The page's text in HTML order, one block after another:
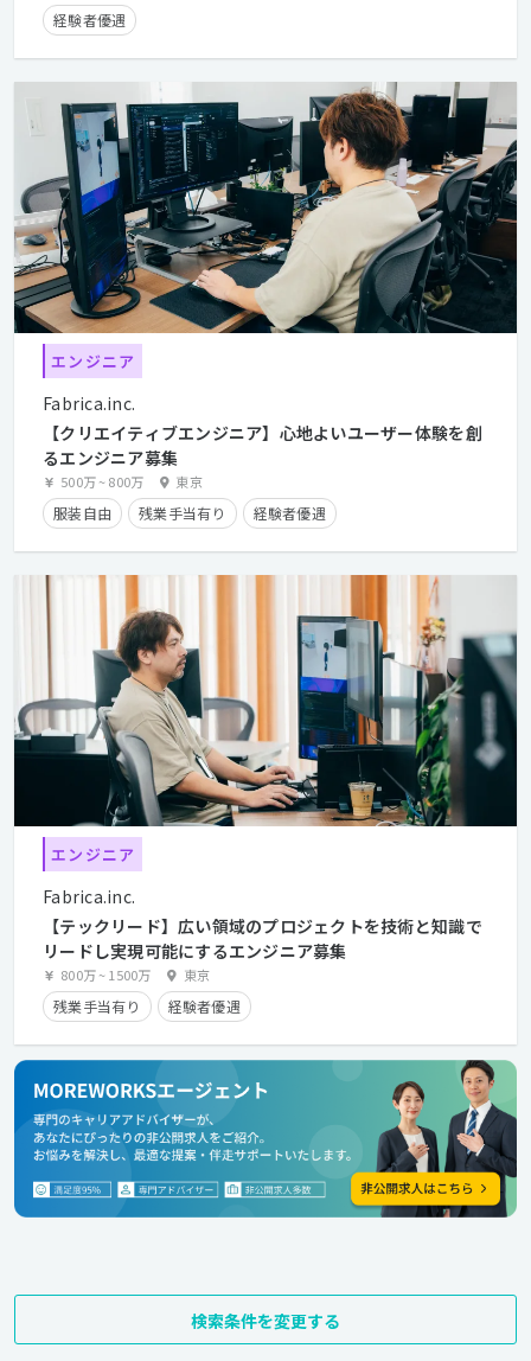
経験者優遇
エンジニア
Fabrica.inc.
【クリエイティブエンジニア】心地よいユーザー体験を創
るエンジニア募集
500万~800万 東京
服装自由 残業手当有り 経験者優遇
エンジニア
Fabrica.inc.
【テックリード】広い領域のプロジェクトを技術と知識で
リードし実現可能にするエンジニア募集
800万~1500万 東京
残業手当有り 経験者優遇
検索条件を変更する